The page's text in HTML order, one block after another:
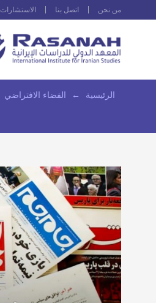
من نحن اتصل بنا الاستشارات
الرئيسية ← الفضاء الافتراضي